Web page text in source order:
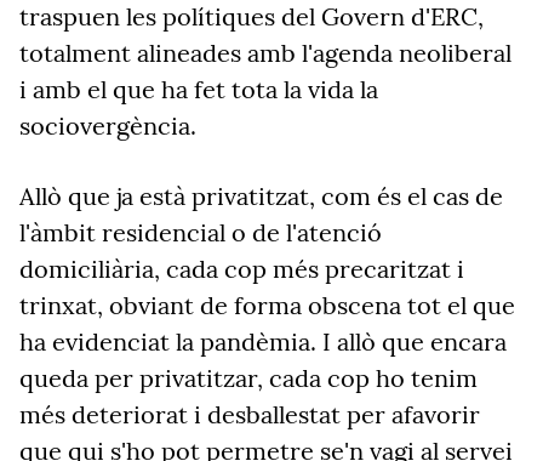
traspuen les polítiques del Govern d'ERC,
totalment alineades amb l'agenda neoliberal
i amb el que ha fet tota la vida la
sociovergència.
Allò que ja està privatitzat, com és el cas de
l'àmbit residencial o de l'atenció
domiciliària, cada cop més precaritzat i
trinxat, obviant de forma obscena tot el que
ha evidenciat la pandèmia. I allò que encara
queda per privatitzar, cada cop ho tenim
més deteriorat i desballestat per afavorir
que qui s'ho pot permetre se'n vagi al servei